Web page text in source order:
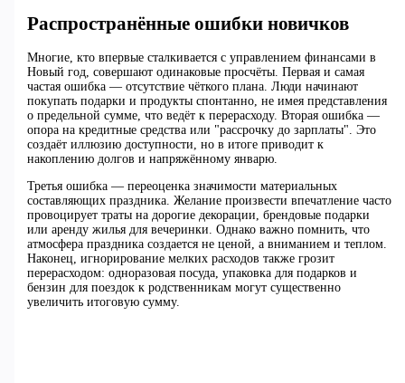
Распространённые ошибки новичков
Многие, кто впервые сталкивается с управлением финансами в
Новый год, совершают одинаковые просчёты. Первая и самая
частая ошибка — отсутствие чёткого плана. Люди начинают
покупать подарки и продукты спонтанно, не имея представления
о предельной сумме, что ведёт к перерасходу. Вторая ошибка —
опора на кредитные средства или "рассрочку до зарплаты". Это
создаёт иллюзию доступности, но в итоге приводит к
накоплению долгов и напряжённому январю.
Третья ошибка — переоценка значимости материальных
составляющих праздника. Желание произвести впечатление часто
провоцирует траты на дорогие декорации, брендовые подарки
или аренду жилья для вечеринки. Однако важно помнить, что
атмосфера праздника создается не ценой, а вниманием и теплом.
Наконец, игнорирование мелких расходов также грозит
перерасходом: одноразовая посуда, упаковка для подарков и
бензин для поездок к родственникам могут существенно
увеличить итоговую сумму.